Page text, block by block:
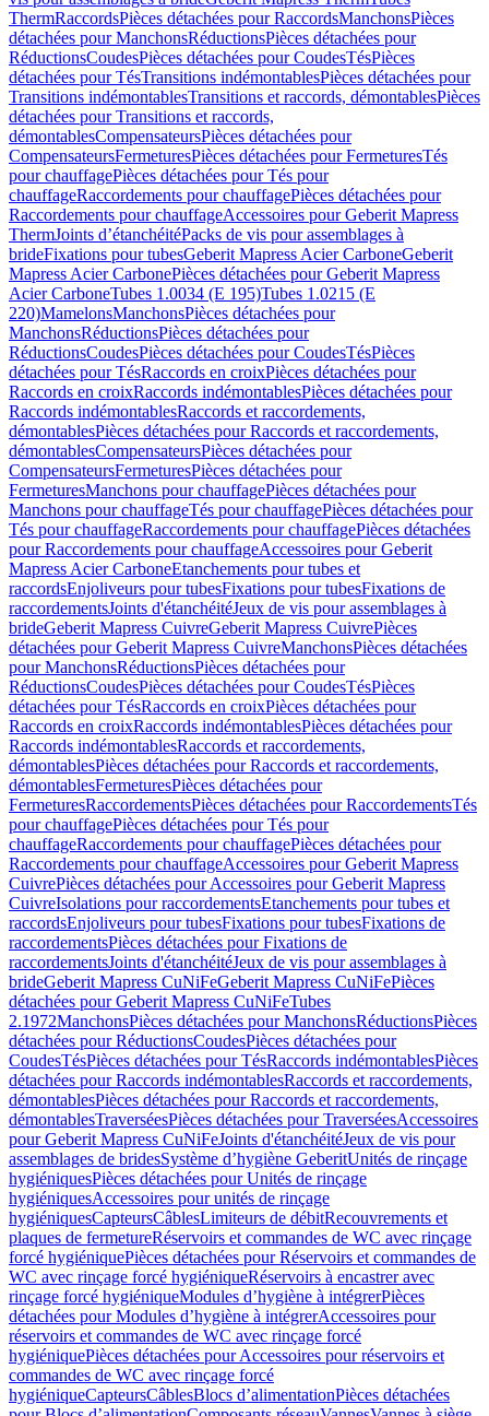
ThermRaccordsPièces détachées pour RaccordsManchonsPièces
détachées pour ManchonsRéductionsPièces détachées pour
RéductionsCoudesPièces détachées pour CoudesTésPièces
détachées pour TésTransitions indémontablesPièces détachées pour
Transitions indémontablesTransitions et raccords, démontablesPièces
détachées pour Transitions et raccords,
démontablesCompensateursPièces détachées pour
CompensateursFermeturesPièces détachées pour FermeturesTés
pour chauffagePièces détachées pour Tés pour
chauffageRaccordements pour chauffagePièces détachées pour
Raccordements pour chauffageAccessoires pour Geberit Mapress
ThermJoints d’étanchéitéPacks de vis pour assemblages à
brideFixations pour tubesGeberit Mapress Acier CarboneGeberit
Mapress Acier CarbonePièces détachées pour Geberit Mapress
Acier CarboneTubes 1.0034 (E 195)Tubes 1.0215 (E
220)MamelonsManchonsPièces détachées pour
ManchonsRéductionsPièces détachées pour
RéductionsCoudesPièces détachées pour CoudesTésPièces
détachées pour TésRaccords en croixPièces détachées pour
Raccords en croixRaccords indémontablesPièces détachées pour
Raccords indémontablesRaccords et raccordements,
démontablesPièces détachées pour Raccords et raccordements,
démontablesCompensateursPièces détachées pour
CompensateursFermeturesPièces détachées pour
FermeturesManchons pour chauffagePièces détachées pour
Manchons pour chauffageTés pour chauffagePièces détachées pour
Tés pour chauffageRaccordements pour chauffagePièces détachées
pour Raccordements pour chauffageAccessoires pour Geberit
Mapress Acier CarboneEtanchements pour tubes et
raccordsEnjoliveurs pour tubesFixations pour tubesFixations de
raccordementsJoints d'étanchéitéJeux de vis pour assemblages à
brideGeberit Mapress CuivreGeberit Mapress CuivrePièces
détachées pour Geberit Mapress CuivreManchonsPièces détachées
pour ManchonsRéductionsPièces détachées pour
RéductionsCoudesPièces détachées pour CoudesTésPièces
détachées pour TésRaccords en croixPièces détachées pour
Raccords en croixRaccords indémontablesPièces détachées pour
Raccords indémontablesRaccords et raccordements,
démontablesPièces détachées pour Raccords et raccordements,
démontablesFermeturesPièces détachées pour
FermeturesRaccordementsPièces détachées pour RaccordementsTés
pour chauffagePièces détachées pour Tés pour
chauffageRaccordements pour chauffagePièces détachées pour
Raccordements pour chauffageAccessoires pour Geberit Mapress
CuivrePièces détachées pour Accessoires pour Geberit Mapress
CuivreIsolations pour raccordementsEtanchements pour tubes et
raccordsEnjoliveurs pour tubesFixations pour tubesFixations de
raccordementsPièces détachées pour Fixations de
raccordementsJoints d'étanchéitéJeux de vis pour assemblages à
brideGeberit Mapress CuNiFeGeberit Mapress CuNiFePièces
détachées pour Geberit Mapress CuNiFeTubes
2.1972ManchonsPièces détachées pour ManchonsRéductionsPièces
détachées pour RéductionsCoudesPièces détachées pour
CoudesTésPièces détachées pour TésRaccords indémontablesPièces
détachées pour Raccords indémontablesRaccords et raccordements,
démontablesPièces détachées pour Raccords et raccordements,
démontablesTraverséesPièces détachées pour TraverséesAccessoires
pour Geberit Mapress CuNiFeJoints d'étanchéitéJeux de vis pour
assemblages de bridesSystème d’hygiène GeberitUnités de rinçage
hygiéniquesPièces détachées pour Unités de rinçage
hygiéniquesAccessoires pour unités de rinçage
hygiéniquesCapteursCâblesLimiteurs de débitRecouvrements et
plaques de fermetureRéservoirs et commandes de WC avec rinçage
forcé hygiéniquePièces détachées pour Réservoirs et commandes de
WC avec rinçage forcé hygiéniqueRéservoirs à encastrer avec
rinçage forcé hygiéniqueModules d’hygiène à intégrerPièces
détachées pour Modules d’hygiène à intégrerAccessoires pour
réservoirs et commandes de WC avec rinçage forcé
hygiéniquePièces détachées pour Accessoires pour réservoirs et
commandes de WC avec rinçage forcé
hygiéniqueCapteursCâblesBlocs d’alimentationPièces détachées